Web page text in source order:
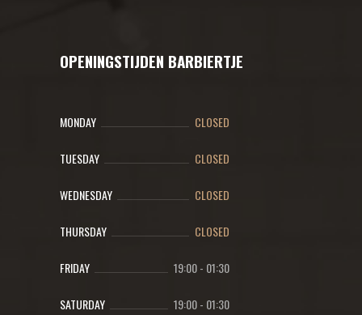
OPENINGSTIJDEN BARBIERTJE
MONDAY CLOSED
TUESDAY CLOSED
WEDNESDAY CLOSED
THURSDAY CLOSED
FRIDAY 19:00- 01:30
SATURDAY 19:00- 01:30